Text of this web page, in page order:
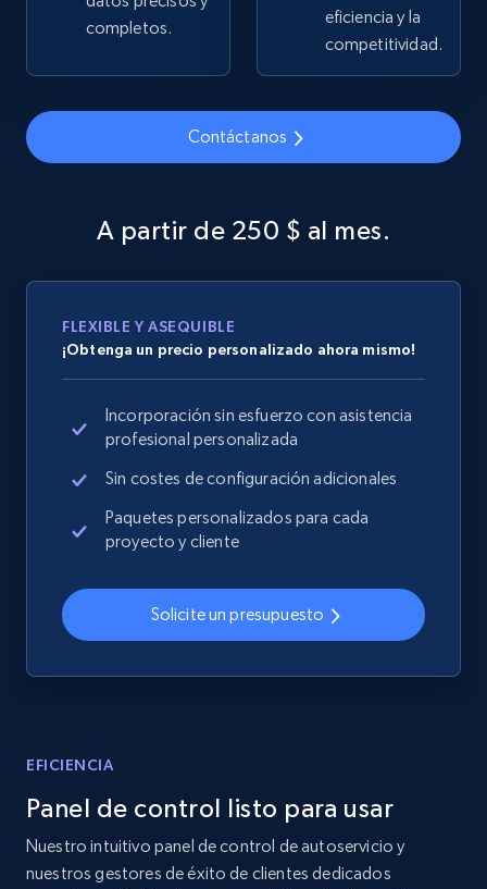
2.5K+ Comenzar ahora
Google Shopping
2.4K+ 199+ Comenzar ahora
web using keywords
URL, Product id, Title, Product description,
Rating, Reviews count, Images, Variations, and
2.1K+ 355+ Comenzar ahora
completos.
eficiencia y la
competitividad.
Contáctanos
A partir de 250 $ al mes.
FLEXIBLE Y ASEQUIBLE
¡Obtenga un precio personalizado ahora mismo!
Incorporación sin esfuerzo con asistencia
profesional personalizada
Sin costes de configuración adicionales
Paquetes personalizados para cada
proyecto y cliente
Solicite un presupuesto
EFICIENCIA
Panel de control listo para usar
Nuestro intuitivo panel de control de autoservicio y
nuestros gestores de éxito de clientes dedicados